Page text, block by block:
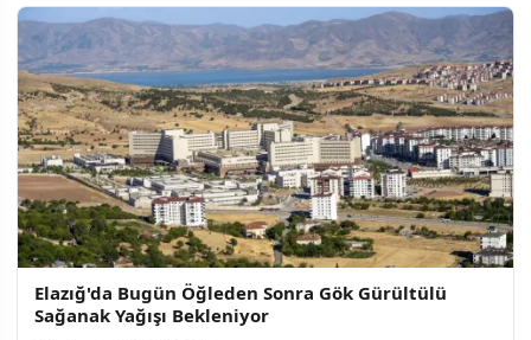
Elazığ'da Bugün Öğleden Sonra Gök Gürültülü
Sağanak Yağışı Bekleniyor